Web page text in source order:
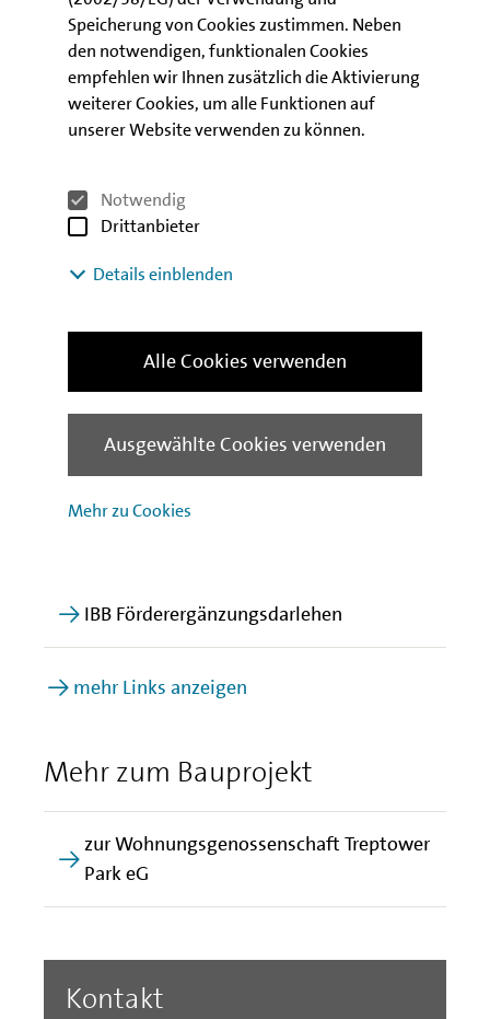
Speicherung von Cookies zustimmen. Neben
den notwendigen, funktionalen Cookies
empfehlen wir Ihnen zusätzlich die Aktivierung
weiterer Cookies, um alle Funktionen auf
unserer Website verwenden zu können.
Notwendig
Drittanbieter
Details einblenden
Mehr zu Cookies
Ausgewählte Cookies verwenden
Alle Cookies verwenden
Unterstützt durch die kostendämpfende Wirkung der
öffentlichen Förderung, verzichtet die
Genossenschaft auf die Umlage der
Modernisierungskosten.
wohnwerterhöhenden Maßnahmen wird die Netto-
Kaltmiete moderat erhöht. Sie liegt danach mit 6,09 -
Mittelfeld des Berliner Mietspiegels und weit
freifinanzierten Bereich.
Infos zu den Förderprogrammen
IBB Altersgerecht Wohnen
IBB Förderergänzungsdarlehen
mehr Links anzeigen
Mehr zum Bauprojekt
zur Wohnungsgenossenschaft Treptower
Park eG
Kontakt